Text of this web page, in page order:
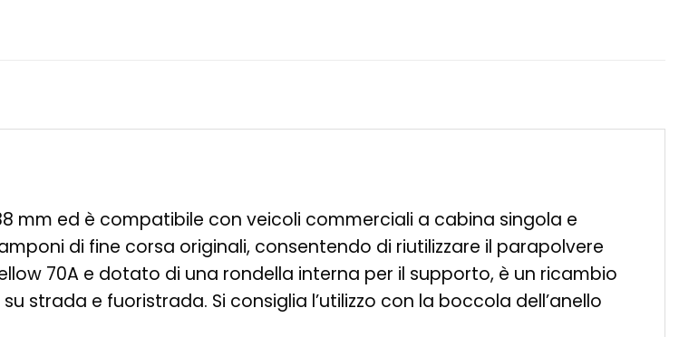
mm ed è compatibile con veicoli commerciali a cabina singola e
di fine corsa originali, consentendo di riutilizzare il parapolvere
70A e dotato di una rondella interna per il supporto, è un ricambio
strada e fuoristrada. Si consiglia l’utilizzo con la boccola dell’anello